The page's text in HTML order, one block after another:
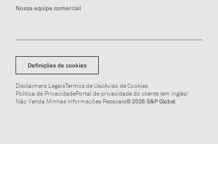
Nossa equipe comercial
Definições de cookies
Disclaimers LegaisTermos de UsoAviso de Cookies
Política de PrivacidadePortal de privacidade do cliente (em inglês)
Não Venda Minhas Informações Pessoais© 2026 S&P Global